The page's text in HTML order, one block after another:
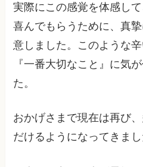
実際にこの感覚を体感し
喜んでもらうために、真
意しました。このような
『一番大切なこと』に気
た。
おかげさまで現在は再び
だけるようになってきまし